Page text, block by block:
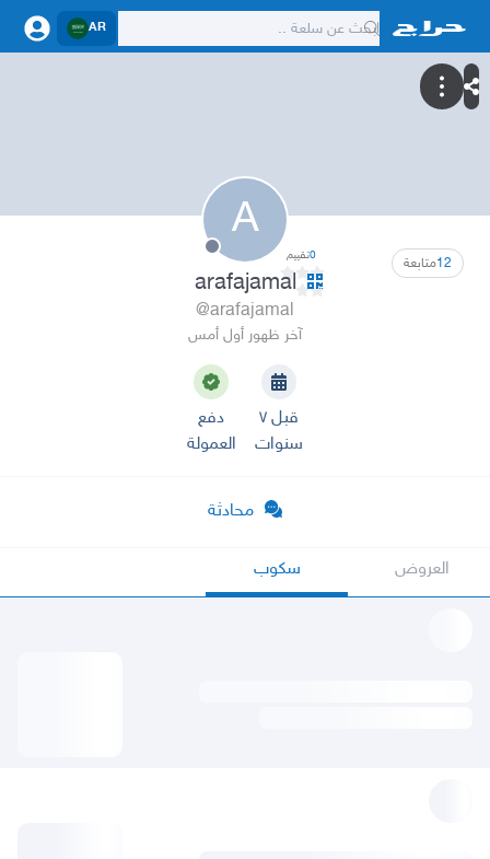
AR
A
12متابعة 0تقييم
arafajamal
@arafajamal
آخر ظهور أول أمس
قبل ٧
سنوات
دفع
العمولة
محادثة
العروض سكوب